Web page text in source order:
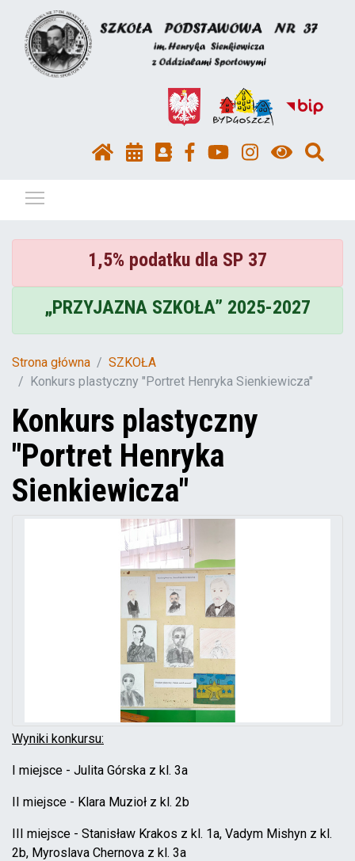
1,5% podatku dla SP 37
„PRZYJAZNA SZKOŁA” 2025-2027
Strona główna
SZKOŁA
Konkurs plastyczny "Portret Henryka Sienkiewicza"
Konkurs plastyczny
"Portret Henryka
Sienkiewicza"
Wyniki konkursu:
I miejsce - Julita Górska z kl. 3a
II miejsce - Klara Muzioł z kl. 2b
III miejsce - Stanisław Krakos z kl. 1a, Vadym Mishyn z kl.
2b, Myroslava Chernova z kl. 3a